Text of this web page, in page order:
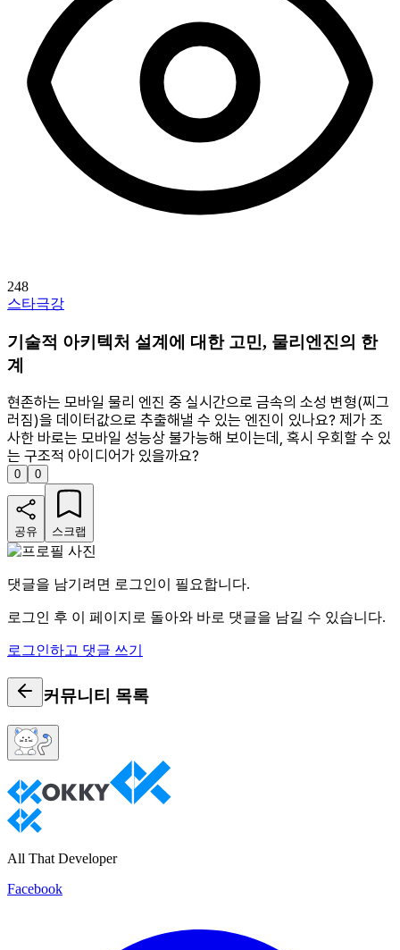
248
스타극강
기술적 아키텍처 설계에 대한 고민, 물리엔진의 한
계
현존하는 모바일 물리 엔진 중 실시간으로 금속의 소성 변형(찌그
러짐)을 데이터값으로 추출해낼 수 있는 엔진이 있나요? 제가 조
사한 바로는 모바일 성능상 불가능해 보이는데, 혹시 우회할 수 있
는 구조적 아이디어가 있을까요?
0 0
공유 스크랩
댓글을 남기려면 로그인이 필요합니다.
로그인 후 이 페이지로 돌아와 바로 댓글을 남길 수 있습니다.
로그인하고 댓글 쓰기
커뮤니티 목록
All That Developer
Facebook